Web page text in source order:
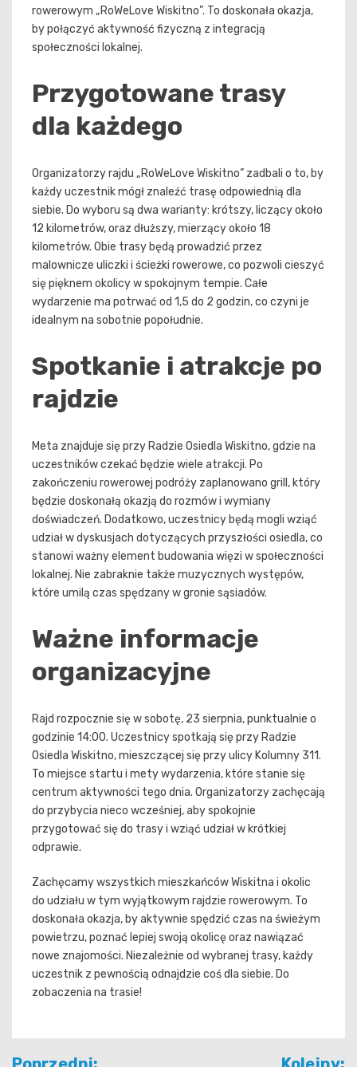
rowerowym „RoWeLove Wiskitno”. To doskonała okazja,
by połączyć aktywność fizyczną z integracją
społeczności lokalnej.
Przygotowane trasy
dla każdego
Organizatorzy rajdu „RoWeLove Wiskitno” zadbali o to, by
każdy uczestnik mógł znaleźć trasę odpowiednią dla
siebie. Do wyboru są dwa warianty: krótszy, liczący około
12 kilometrów, oraz dłuższy, mierzący około 18
kilometrów. Obie trasy będą prowadzić przez
malownicze uliczki i ścieżki rowerowe, co pozwoli cieszyć
się pięknem okolicy w spokojnym tempie. Całe
wydarzenie ma potrwać od 1,5 do 2 godzin, co czyni je
idealnym na sobotnie popołudnie.
Spotkanie i atrakcje po
rajdzie
Meta znajduje się przy Radzie Osiedla Wiskitno, gdzie na
uczestników czekać będzie wiele atrakcji. Po
zakończeniu rowerowej podróży zaplanowano grill, który
będzie doskonałą okazją do rozmów i wymiany
doświadczeń. Dodatkowo, uczestnicy będą mogli wziąć
udział w dyskusjach dotyczących przyszłości osiedla, co
stanowi ważny element budowania więzi w społeczności
lokalnej. Nie zabraknie także muzycznych występów,
które umilą czas spędzany w gronie sąsiadów.
Ważne informacje
organizacyjne
Rajd rozpocznie się w sobotę, 23 sierpnia, punktualnie o
godzinie 14:00. Uczestnicy spotkają się przy Radzie
Osiedla Wiskitno, mieszczącej się przy ulicy Kolumny 311.
To miejsce startu i mety wydarzenia, które stanie się
centrum aktywności tego dnia. Organizatorzy zachęcają
do przybycia nieco wcześniej, aby spokojnie
przygotować się do trasy i wziąć udział w krótkiej
odprawie.
Zachęcamy wszystkich mieszkańców Wiskitna i okolic
do udziału w tym wyjątkowym rajdzie rowerowym. To
doskonała okazja, by aktywnie spędzić czas na świeżym
powietrzu, poznać lepiej swoją okolicę oraz nawiązać
nowe znajomości. Niezależnie od wybranej trasy, każdy
uczestnik z pewnością odnajdzie coś dla siebie. Do
zobaczenia na trasie!
Nawigacja